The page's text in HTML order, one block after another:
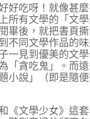
好好吃呀！就像甚
所有文學的「文
畢後，就把書頁
不同文學作品的
一見到優美的文
「貪吃鬼」。而
小說」（即是隨
《文學少女》這